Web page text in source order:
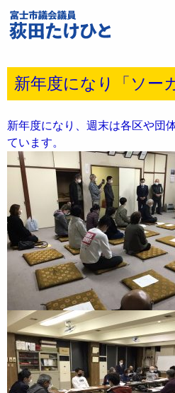
新年度になり「ソー
新年度になり、週末は各区や団
ています。